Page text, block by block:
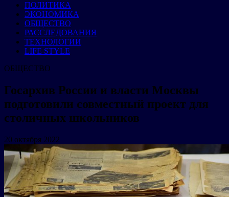
ПОЛИТИКА
ЭКОНОМИКА
ОБЩЕСТВО
РАССЛЕДОВАНИЯ
ТЕХНОЛОГИИ
LIFE STYLE
ОБЩЕСТВО
Госархив России и власти Москвы
подготовили совместный проект для
столичных школьников
20 октября 2022